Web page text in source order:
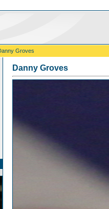
Groves
Danny Groves